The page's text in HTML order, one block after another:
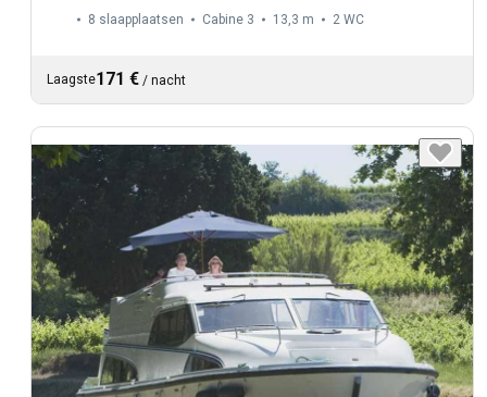
8 slaapplaatsen Cabine 3 13,3 m 2 WC
Laagste171 € / nacht